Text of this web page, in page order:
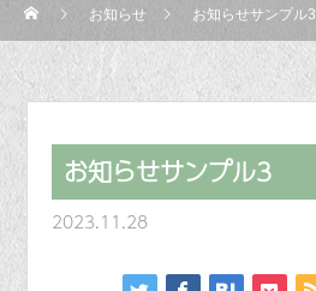
お知らせ お知らせサンプル3
お知らせサンプル3
2023.11.28